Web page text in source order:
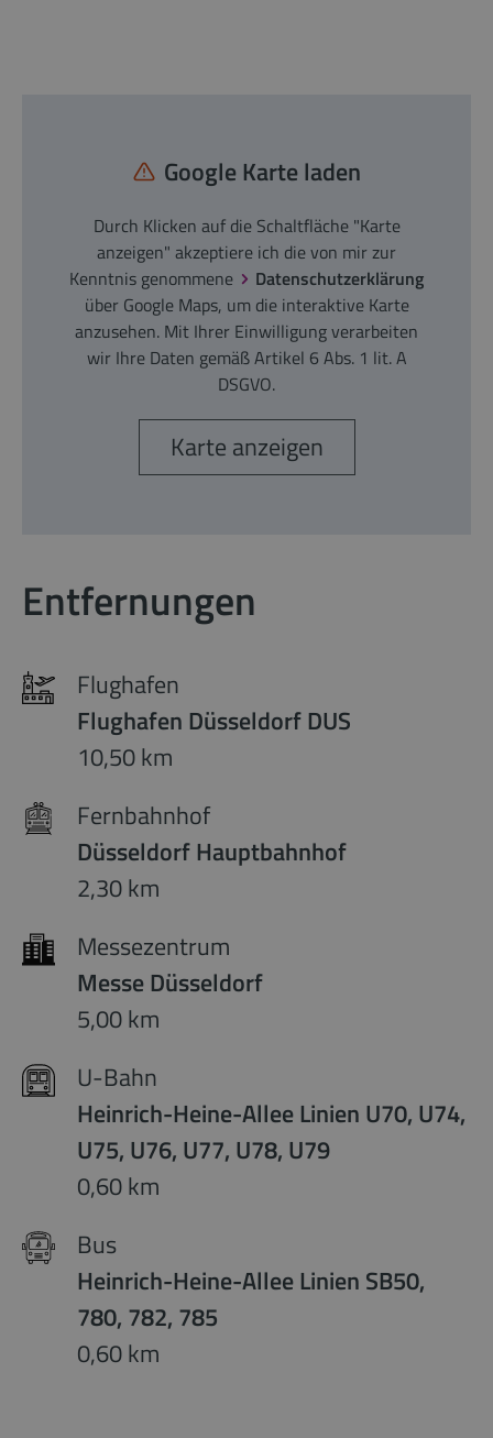
Google Karte laden
Durch Klicken auf die Schaltfläche "Karte
anzeigen" akzeptiere ich die von mir zur
Kenntnis genommene
Datenschutzerklärung
über Google Maps, um die interaktive Karte
anzusehen. Mit Ihrer Einwilligung verarbeiten
wir Ihre Daten gemäß Artikel 6 Abs. 1 lit. A
DSGVO.
Karte anzeigen
Entfernungen
Flughafen
Flughafen Düsseldorf DUS
10,50 km
Fernbahnhof
Düsseldorf Hauptbahnhof
2,30 km
Messezentrum
Messe Düsseldorf
5,00 km
U-Bahn
Heinrich-Heine-Allee Linien U70, U74,
U75, U76, U77, U78, U79
0,60 km
Bus
Heinrich-Heine-Allee Linien SB50,
780, 782, 785
0,60 km